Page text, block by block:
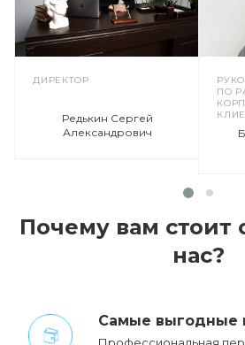
ДИРЕКТОР
Редькин Сергей
Александрович
ПО
Почему вам стоит
нас?
Cамые выгодные